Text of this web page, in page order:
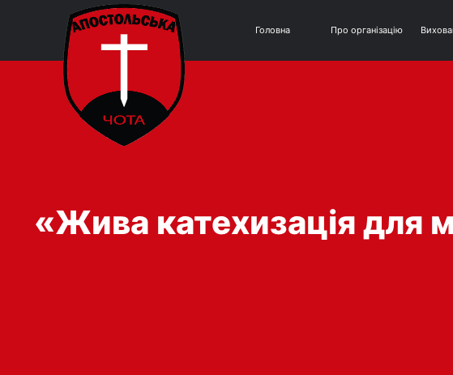
Головна Про організацію
«Жива катехизація для